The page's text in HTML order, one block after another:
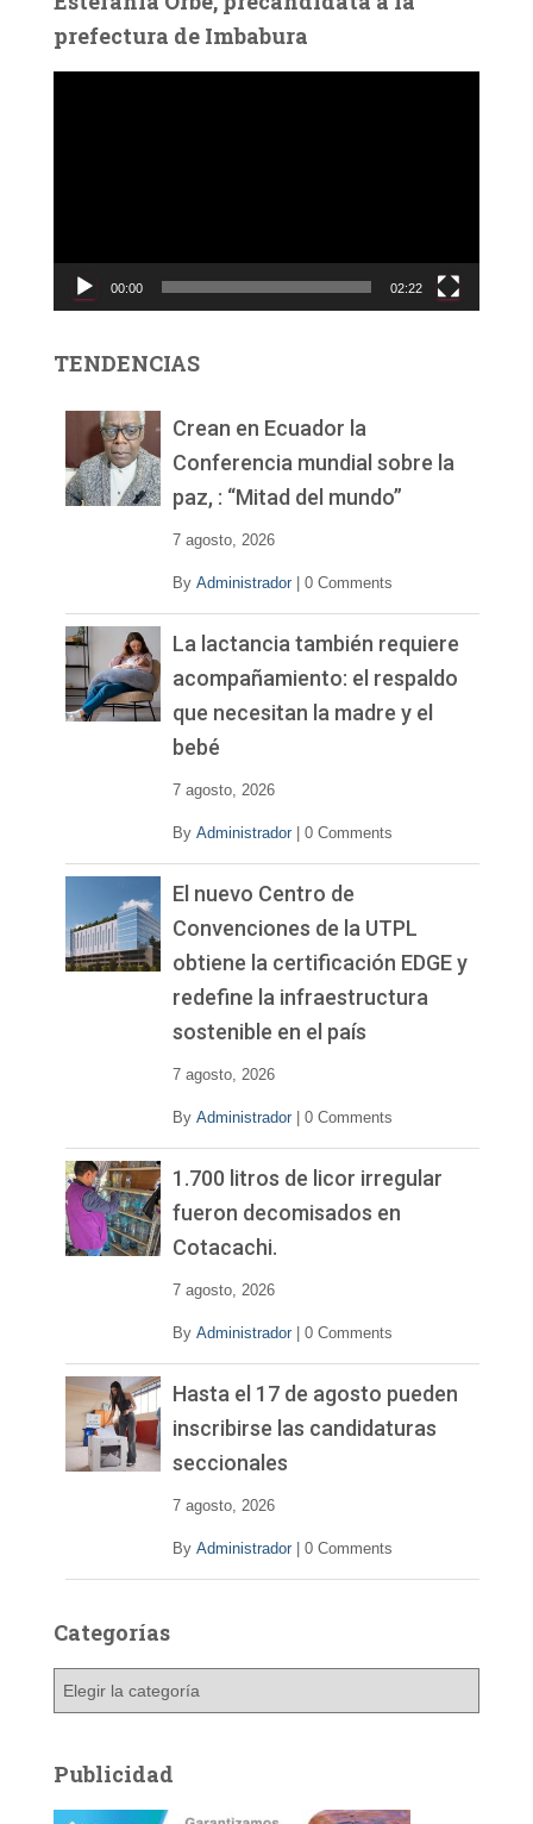
prefectura de Imbabura
c
d
00:00 02:22
TENDENCIAS
Crean en Ecuador la
Conferencia mundial sobre la
paz, : “Mitad del mundo”
7 agosto, 2026
By Administrador 0 Comments
La lactancia también requiere
acompañamiento: el respaldo
que necesitan la madre y el
bebé
7 agosto, 2026
By Administrador 0 Comments
El nuevo Centro de
Convenciones de la UTPL
obtiene la certificación EDGE y
redefine la infraestructura
sostenible en el país
7 agosto, 2026
By Administrador 0 Comments
1.700 litros de licor irregular
fueron decomisados en
Cotacachi.
7 agosto, 2026
By Administrador 0 Comments
Hasta el 17 de agosto pueden
inscribirse las candidaturas
seccionales
7 agosto, 2026
By Administrador 0 Comments
Categorías
g
o
Publicidad